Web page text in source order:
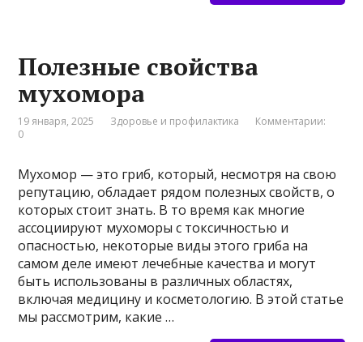
Полезные свойства
мухомора
19 января, 2025 Здоровье и профилактика
Комментарии:
0
Мухомор — это гриб, который, несмотря на свою
репутацию, обладает рядом полезных свойств, о
которых стоит знать. В то время как многие
ассоциируют мухоморы с токсичностью и
опасностью, некоторые виды этого гриба на
самом деле имеют лечебные качества и могут
быть использованы в различных областях,
включая медицину и косметологию. В этой статье
мы рассмотрим, какие …